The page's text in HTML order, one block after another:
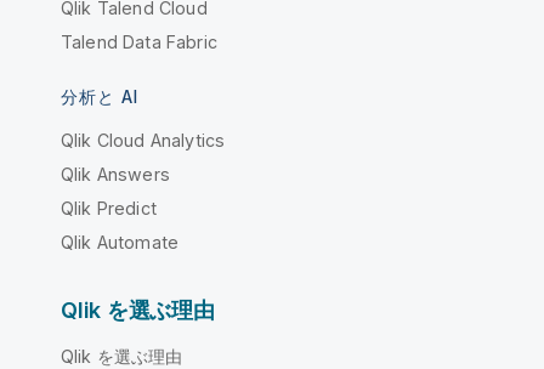
Qlik Talend Cloud
Talend Data Fabric
分析と AI
Qlik Cloud Analytics
Qlik Answers
Qlik Predict
Qlik Automate
Qlik を選ぶ理由
Qlik を選ぶ理由